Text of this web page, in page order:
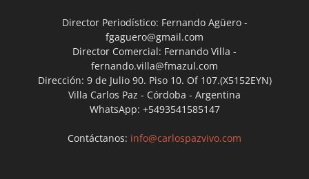
Director Periodístico: Fernando Agüero -
fgaguero@gmail.com
Director Comercial: Fernando Villa -
fernando.villa@fmazul.com
Dirección: 9 de Julio 90. Piso 10. Of 107.(X5152EYN)
Villa Carlos Paz - Córdoba - Argentina
WhatsApp: +5493541585147
Contáctanos: info@carlospazvivo.com